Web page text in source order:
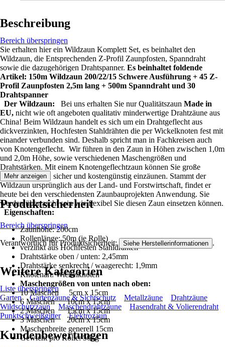
Beschreibung
Bereich überspringen
Sie erhalten hier ein Wildzaun Komplett Set, es beinhaltet den
Wildzaun, die Entsprechenden Z-Profil Zaunpfosten, Spanndraht
sowie die dazugehörigen Drahtspanner. Es beinhaltet foldende
Artikel: 150m Wildzaun 200/22/15 Schwere Ausführung + 45 Z-
Profil Zaunpfosten 2,5m lang + 500m Spanndraht und 30
Drahtspanner
Der Wildzaun: Bei uns erhalten Sie nur Qualitätszaun Made in
EU, nicht wie oft angeboten qualitativ minderwertige Drahtzäune aus
China! Beim Wildzaun handelt es sich um ein Drahtgeflecht aus
dickverzinkten, Hochfesten Stahldrähten die per Wickelknoten fest mit
einander verbunden sind. Deshalb spricht man in Fachkreisen auch
von Knotengeflecht. Wir führen in den Zaun in Höhen zwischen 1,0m
und 2,0m Höhe, sowie verschiedenen Maschengrößen und
Drahtstärken. Mit einem Knotengeflechtzaun können Sie große
Flächen schnell, sicher und kostengünstig einzäunen. Stammt der
Wildzaun ursprünglich aus der Land- und Forstwirtschaft, findet er
heute bei den verschiedensten Zaunbauprojekten Anwendung. Sie
werden überrascht sein wie flexibel Sie diesen Zaun einsetzen können.
Eigenschaften:
Zaunhöhe: 200cm
Rollenlänge: 50m (je Rolle)
verzinkt aus Hochfesten Stahldrähten
Drahtstärke oben / unten: 2,45mm
Drahtstärke senkrecht / waagerecht: 1,9mm
Knotenart: Wickelknoten
Maschengrößen von unten nach oben:
10 Maschen 5cm x 15cm
6 Maschen 10cm x 15cm
2 Maschen 15cm x 15cm
3 Maschen 20cm x 15cm
Maschenbreite generell 15cm
Gewicht pro Rolle: 50kg
Mehr anzeigen
Produktsicherheit
Bereich überspringen
Verantwortlich für Produktsicherheit: Siehe Herstellerinformationen .
Weitere Kategorien
Liste überspringen
Garten
Gartenzäune & Sichtschutz Metallzäune
Drahtzäune
Wildschutzzaun
Maschendrahtzäune
Hasendraht & Volierendraht
Punktschweißgitter
Elektrozaun
Kundenbewertungen